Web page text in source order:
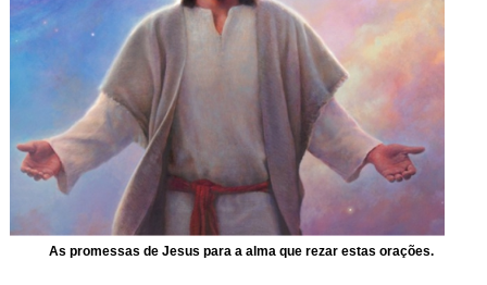
As promessas de Jesus para a alma que rezar estas orações.